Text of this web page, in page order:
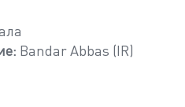
Bandar Abbas (IR)